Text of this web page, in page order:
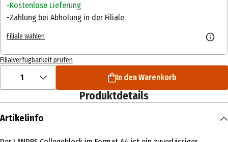
Kostenlose Lieferung
Zahlung bei Abholung in der Filiale
Filiale wählen
Filialverfügbarkeit prüfen
1 In den Warenkorb
Produktdetails
Artikelinfo